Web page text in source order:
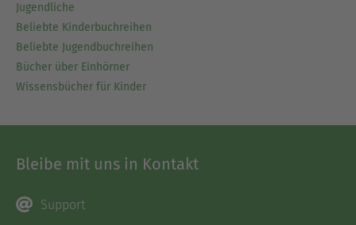
Jugendliche
Beliebte Kinderbuchreihen
Beliebte Jugendbuchreihen
Bücher über Einhörner
Wissensbücher für Kinder
Bleibe mit uns in Kontakt
Support